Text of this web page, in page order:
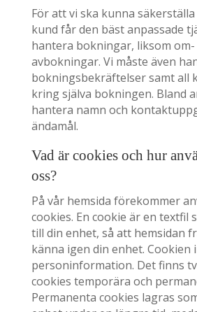
För att vi ska kunna
kund får den bäst anpassade
hantera bokningar, liksom om-
avbokningar. Vi måste även
bokningsbekräftelser samt all
kring själva bokningen. Bland
hantera namn och
ändamål.
Vad är cookies och hur
oss?
På vår hemsida förekommer
cookies. En cookie är en textfil
till din enhet, så att hemsidan
känna igen din enhet. Cookien
personinformation. Det finns
cookies temporära och
Permanenta cookies lagras